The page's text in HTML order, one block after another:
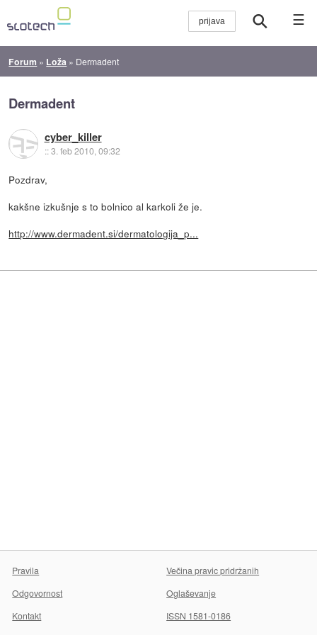
☰
Forum » Loža » Dermadent
Dermadent
cyber_killer
::3. feb 2010, 09:32
Pozdrav,
kakšne izkušnje s to bolnico al karkoli že je.
http://www.dermadent.si/dermatologija_p...
Pravila
Večina pravic pridržanih
Odgovornost
Oglaševanje
Kontakt
ISSN 1581-0186